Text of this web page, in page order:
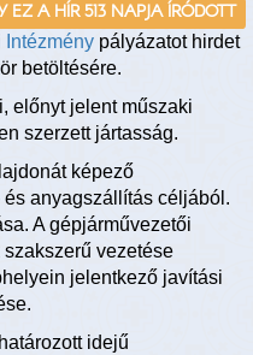
EZ A HÍR 513 NAPJA ÍRÓDOTT
Intézmény pályázatot hirdet
betöltésére.
előnyt jelent műszaki
szerzett jártasság.
képező
anyagszállítás céljából.
A gépjárművezetői
vezetése
jelentkező javítási
idejű